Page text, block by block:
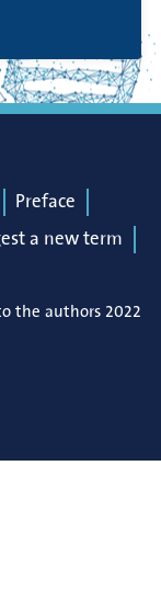
Preface
a new term
the authors 2022